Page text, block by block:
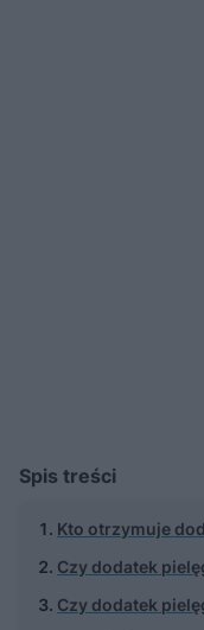
banknoty 100 zł i 200 zł.
Spis treści
Kto otrzymuje
Czy dodatek
Czy dodatek